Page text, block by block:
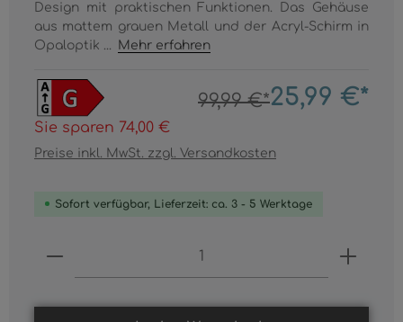
Design mit praktischen Funktionen. Das Gehäuse
aus mattem grauen Metall und der Acryl-Schirm in
Opaloptik ...
Mehr erfahren
99,99 €*25,99 €*
Sie sparen 74,00 €
Preise inkl. MwSt. zzgl. Versandkosten
Sofort verfügbar, Lieferzeit: ca. 3 - 5 Werktage
Produkt Anzahl: Gib den